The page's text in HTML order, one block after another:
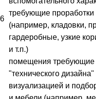
6
требующие проработки
(например, кладовки,
гардеробные, узкие
и т.п.)
помещения требующие
"технического дизайна"
визуализацией и